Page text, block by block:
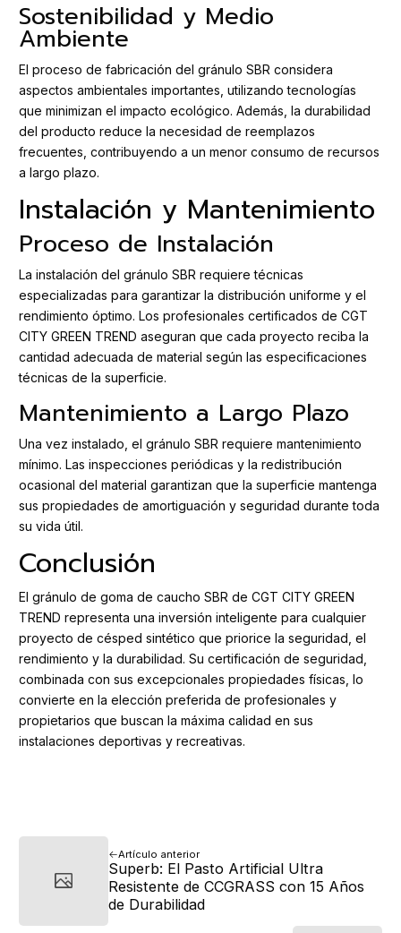
Sostenibilidad y Medio
Ambiente
El proceso de fabricación del gránulo SBR considera
aspectos ambientales importantes, utilizando tecnologías
que minimizan el impacto ecológico. Además, la durabilidad
del producto reduce la necesidad de reemplazos
frecuentes, contribuyendo a un menor consumo de recursos
a largo plazo.
Instalación y Mantenimiento
Proceso de Instalación
La instalación del gránulo SBR requiere técnicas
especializadas para garantizar la distribución uniforme y el
rendimiento óptimo. Los profesionales certificados de CGT
CITY GREEN TREND aseguran que cada proyecto reciba la
cantidad adecuada de material según las especificaciones
técnicas de la superficie.
Mantenimiento a Largo Plazo
Una vez instalado, el gránulo SBR requiere mantenimiento
mínimo. Las inspecciones periódicas y la redistribución
ocasional del material garantizan que la superficie mantenga
sus propiedades de amortiguación y seguridad durante toda
su vida útil.
Conclusión
El gránulo de goma de caucho SBR de CGT CITY GREEN
TREND representa una inversión inteligente para cualquier
proyecto de césped sintético que priorice la seguridad, el
rendimiento y la durabilidad. Su certificación de seguridad,
combinada con sus excepcionales propiedades físicas, lo
convierte en la elección preferida de profesionales y
propietarios que buscan la máxima calidad en sus
instalaciones deportivas y recreativas.
Artículo anterior
Superb: El Pasto Artificial Ultra
Resistente de CCGRASS con 15 Años
de Durabilidad